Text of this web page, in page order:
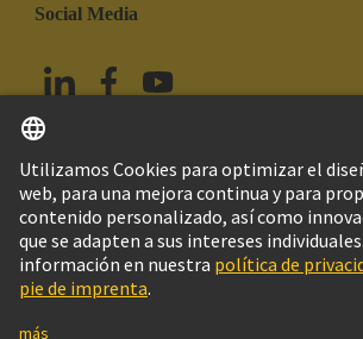
Social Media
México Español
© HARTING Technology Group